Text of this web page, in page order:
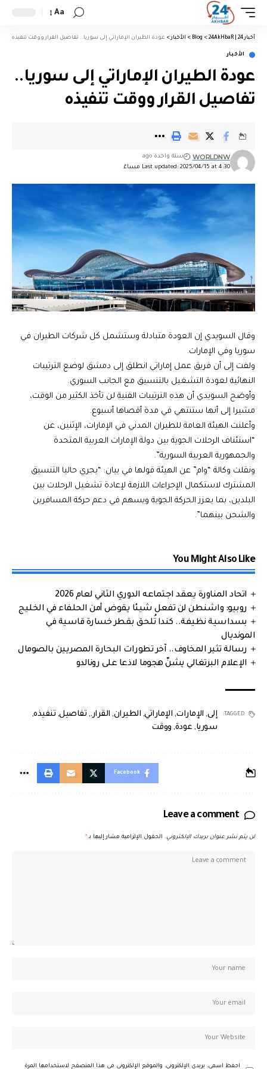
Aa
أخبار 24 | 24AkHbaR >
Blog
> الأخبار > عودة الطيران الإماراتي إلى سوريا.. تفاصيل القرار ووقت تنفيذه
الأخبار
عودة الطيران الإماراتي إلى سوريا..
تفاصيل القرار ووقت تنفيذه
Last updated: 2025/04/15 at 4:30 مساءً
WORLDNW سنة واحدة ago
وقال السويدي إن العودة متبادلة وستشمل كل شركات الطيران في
سوريا وفي الإمارات.
ولفت إلى أن فريق عمل إماراتي انطلق إلى دمشق لوضع الترتيبات
النهائية لعودة التشغيل بالتنسيق مع الجانب السوري.
وأوضح السويدي أن هذه الترتيبات الفنية لن تأخذ الكثير من الوقت،
مشيرا إلى أنها ستنتهي في مدة أقصاها أسبوع.
وأعلنت الهيئة العامة للطيران المدني في الإمارات، الإثنين، عن
“استئناف الرحلات الجوية بين دولة الإمارات العربية المتحدة
والجمهورية العربية السورية”.
ونقلت وكالة “وام” عن الهيئة قولها في بيان: “يجري حاليا التنسيق
المشترك لاستكمال الإجراءات اللازمة لإعادة تشغيل الرحلات بين
البلدين، بما يعزز الحركة الجوية ويسهم في دعم حركة المسافرين
والشحن بينهما”.
You Might Also Like
اتحاد المناورة يعقد اجتماعه الدوري الثاني لعام 2026
روبيو: واشنطن لن تفعل شيئا يقوض أمن الحلفاء في الخليج
بسداسية نظيفة.. كندا تُلحق بقطر خسارة قاسية في
المونديال
رسالة تثير المخاوف.. آخر تطورات البحارة المصريين بالصومال
الإعلام البرتغالي يشنّ هجوما لاذعا على رونالدو
TAGGED: إلى, الإمارات, الإماراتي, الطيران, القرار., تفاصيل, تنفيذه,
سوريا, عودة, ووقت
Facebook
Leave a comment
لن يتم نشر عنوان بريدك الإلكتروني. الحقول الإلزامية مشار إليها بـ *
احفظ اسمي، بريدي الإلكتروني، والموقع الإلكتروني في هذا المتصفح لاستخدامها المرة